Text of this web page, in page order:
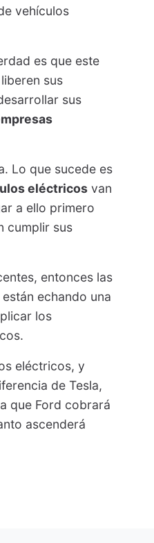
vehículos
es que este
sus
sus
Lo que sucede es
eléctricos van
a ello primero
cumplir sus
entonces las
echando una
los
eléctricos, y
de Tesla,
que Ford cobrará
ascenderá